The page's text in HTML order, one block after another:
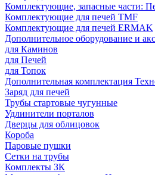
Комплектующие, запасные части:
Комплектующие для печей TMF
Комплектующие для печей ERMAK
Дополнительное оборудование и
для Каминов
для Печей
для Топок
Дополнительная комплектация
Заряд для печей
Трубы стартовые чугунные
Удлинители порталов
Дверцы для облицовок
Короба
Паровые пушки
Сетки на трубы
Комплекты ЗК